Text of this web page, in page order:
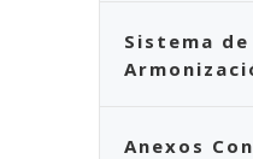
Sistema
Anexos